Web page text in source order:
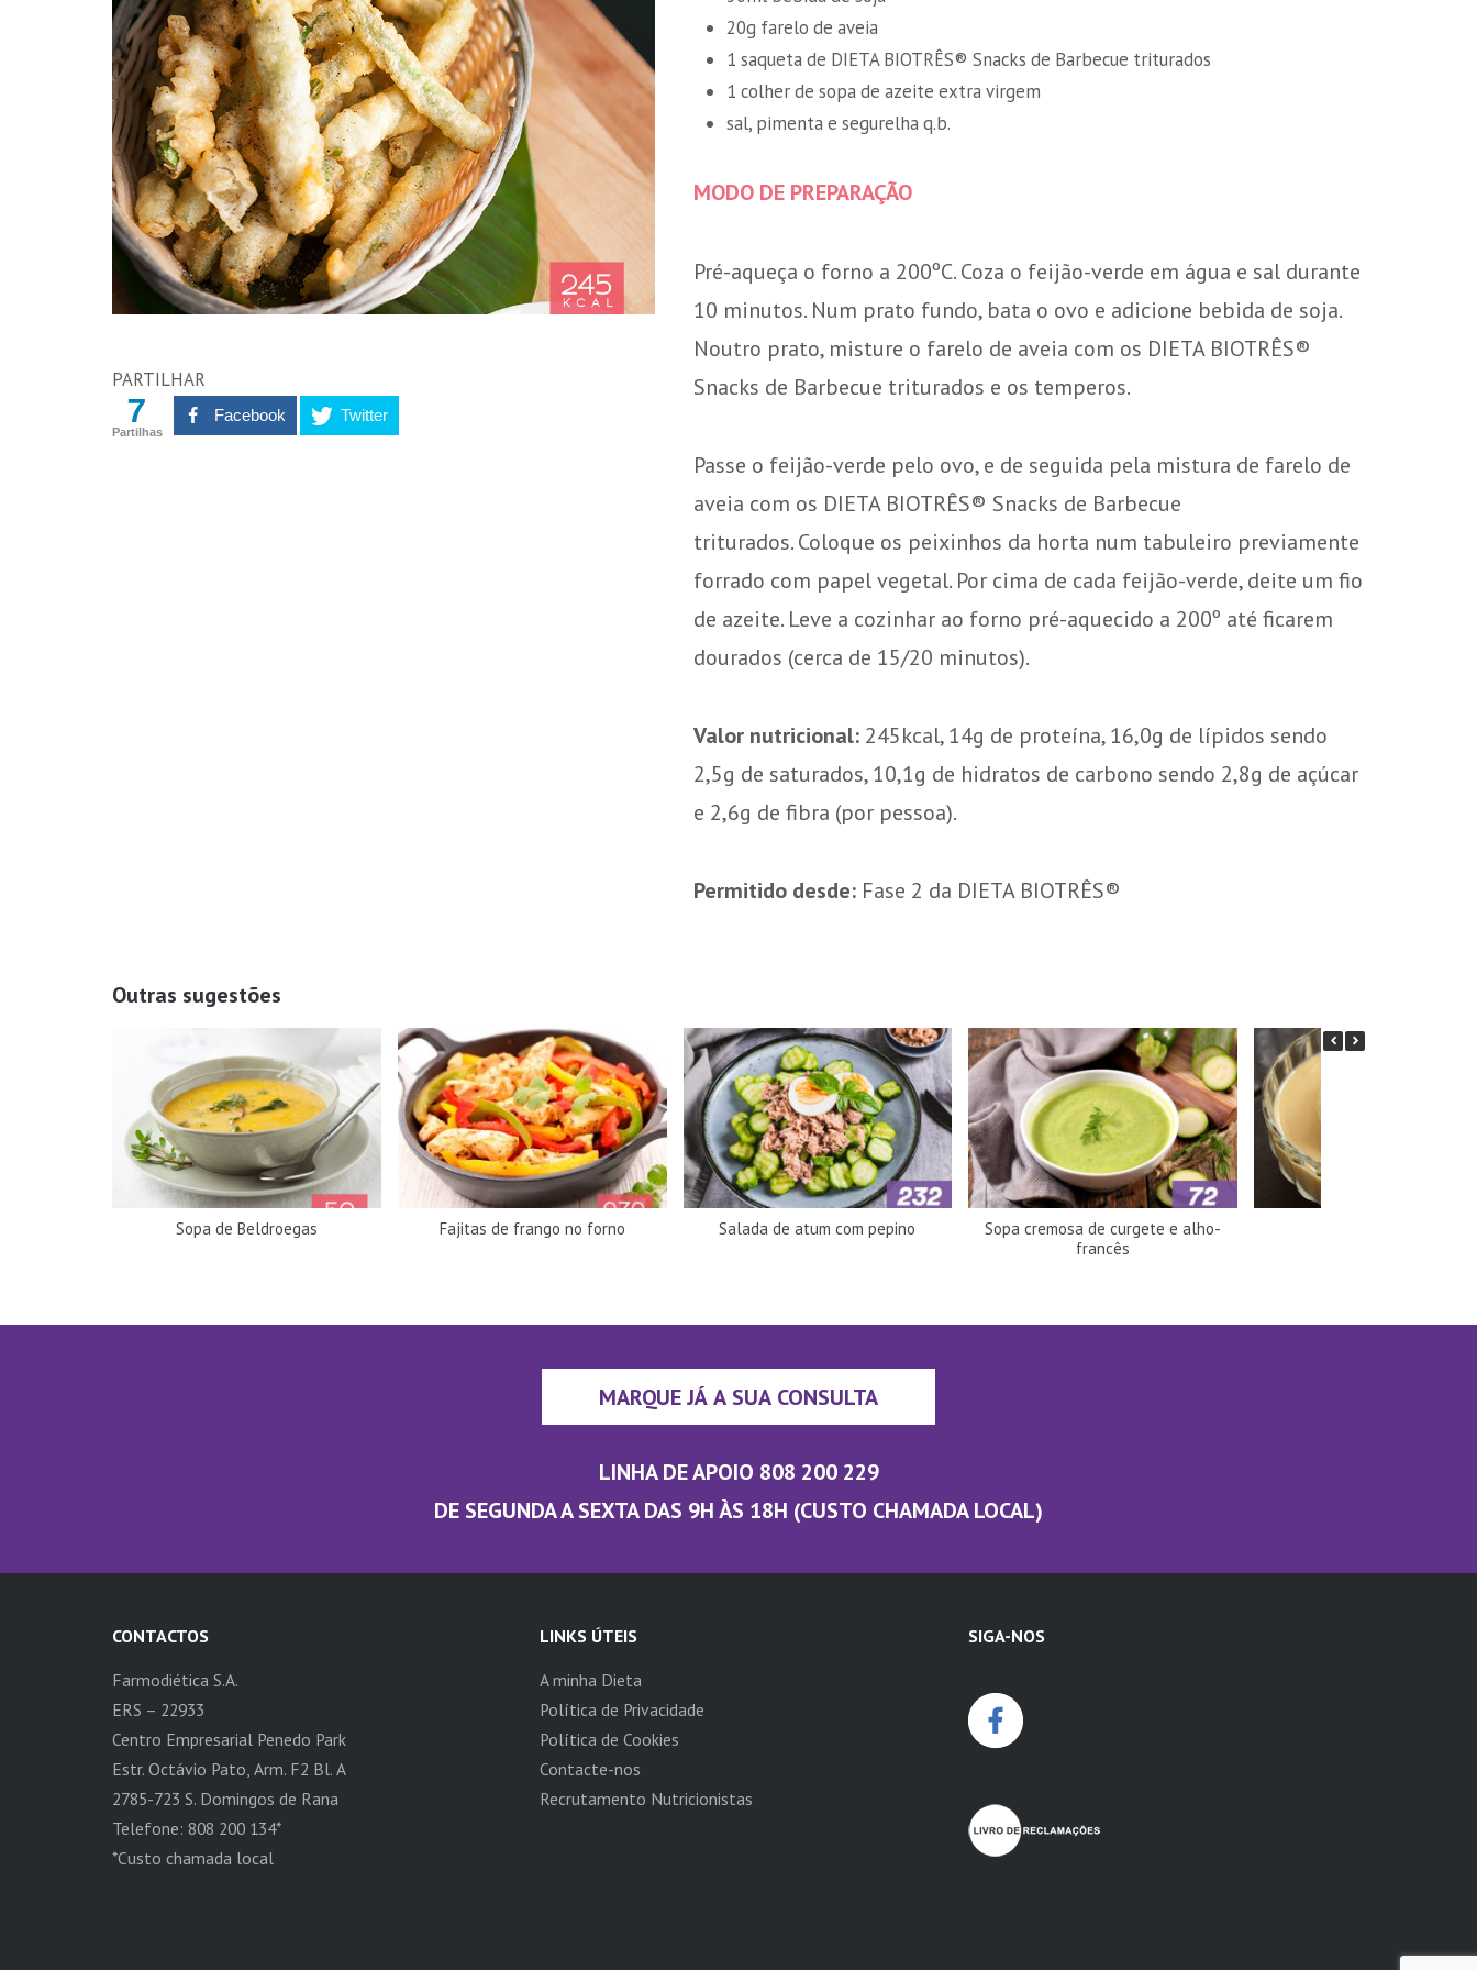
PARTILHAR
7
Partilhas
Facebook Twitter
20g farelo de aveia
1 saqueta de DIETA BIOTRÊS® Snacks de Barbecue triturados
1 colher de sopa de azeite extra virgem
sal, pimenta e segurelha q.b.
MODO DE PREPARAÇÃO
Pré-aqueça o forno a 200ºC. Coza o feijão-verde em água e sal durante
10 minutos. Num prato fundo, bata o ovo e adicione bebida de soja.
Noutro prato, misture o farelo de aveia com os DIETA BIOTRÊS®
Snacks de Barbecue triturados e os temperos.
Passe o feijão-verde pelo ovo, e de seguida pela mistura de farelo de
aveia com os DIETA BIOTRÊS® Snacks de Barbecue
triturados. Coloque os peixinhos da horta num tabuleiro previamente
forrado com papel vegetal. Por cima de cada feijão-verde, deite um fio
de azeite. Leve a cozinhar ao forno pré-aquecido a 200º até ficarem
dourados (cerca de 15/20 minutos).
Valor nutricional: 245kcal, 14g de proteína, 16,0g de lípidos sendo
2,5g de saturados, 10,1g de hidratos de carbono sendo 2,8g de açúcar
e 2,6g de fibra (por pessoa).
Permitido desde: Fase 2 da DIETA BIOTRÊS®
Outras sugestões
Sopa de Beldroegas Fajitas de frango no forno Salada de atum com pepino
Sopa cremosa de curgete e alho-
francês
MARQUE JÁ A SUA CONSULTA
LINHA DE APOIO 808 200 229
DE SEGUNDA A SEXTA DAS 9H ÀS 18H (CUSTO CHAMADA LOCAL)
CONTACTOS
Farmodiética S.A.
ERS – 22933
Centro Empresarial Penedo Park
Estr. Octávio Pato, Arm. F2 Bl. A
2785-723 S. Domingos de Rana
Telefone: 808 200 134*
*Custo chamada local
LINKS ÚTEIS
A minha Dieta
Política de Privacidade
Política de Cookies
Contacte-nos
Recrutamento Nutricionistas
SIGA-NOS